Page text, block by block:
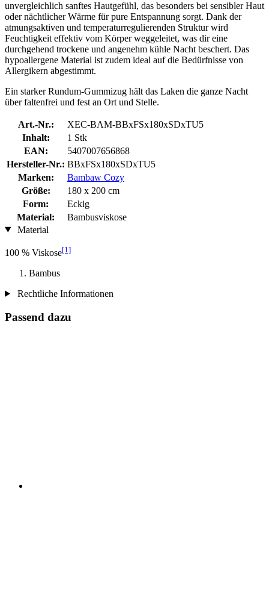
unvergleichlich sanftes Hautgefühl, das besonders bei sensibler Haut
oder nächtlicher Wärme für pure Entspannung sorgt. Dank der
atmungsaktiven und temperaturregulierenden Struktur wird
Feuchtigkeit effektiv vom Körper weggeleitet, was dir eine
durchgehend trockene und angenehm kühle Nacht beschert. Das
hypoallergene Material ist zudem ideal auf die Bedürfnisse von
Allergikern abgestimmt.
Ein starker Rundum-Gummizug hält das Laken die ganze Nacht
über faltenfrei und fest an Ort und Stelle.
Art.-Nr.:
XEC-BAM-BBxFSx180xSDxTU5
Inhalt:
1 Stk
EAN:
5407007656868
Hersteller-Nr.: BBxFSx180xSDxTU5
Marken:
Bambaw Cozy
Größe:
180 x 200 cm
Form:
Eckig
Material:
Bambusviskose
Material
100 % Viskose[1]
Bambus
Rechtliche Informationen
Passend dazu